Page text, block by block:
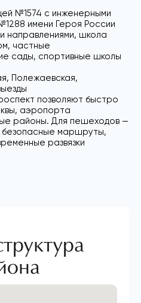
№1574 с инженерными
имени Героя России
направлениями, школа
частные
сады, спортивные школы
Полежаевская,
позволяют быстро
аэропорта
районы. Для пешеходов —
безопасные маршруты,
развязки